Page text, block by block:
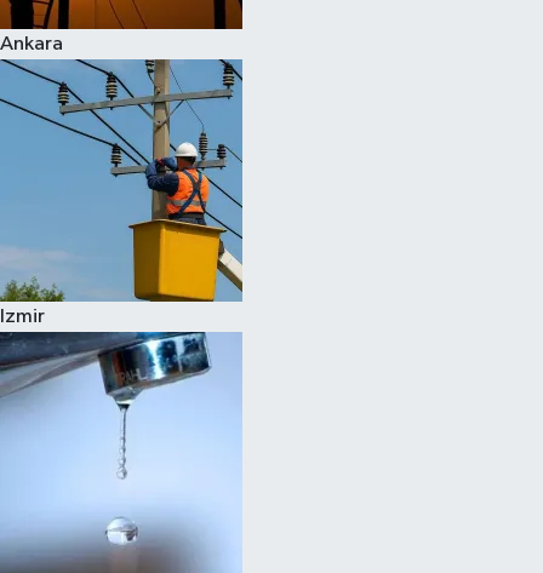
Ankara
Izmir